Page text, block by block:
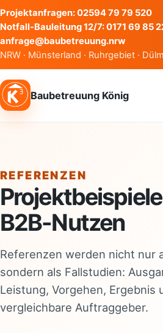
Zum Inhalt springen
Projektanfragen: 02594 79 79 520
Notfall-Bauleitung 12/7: 0171 69 85
anfrage@baubetreuung.nrw
NRW · Münsterland · Ruhrgebiet ·
Baubetreuung König
REFERENZEN
B2B-Nutzen
Referenzen werden nicht nur
sondern als Fallstudien:
Leistung, Vorgehen, Ergebnis
vergleichbare Auftraggeber.